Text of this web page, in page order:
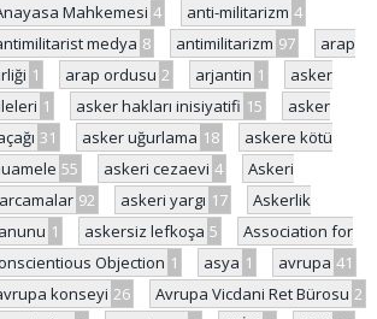
Mahkemesi 4 anti-militarizm 4
medya 8 antimilitarizm 97
arap
1 arap ordusu 2 arjantin 1
asker
1 asker hakları inisiyatifi 15
asker
31 asker uğurlama 18
askere kötü
55 askeri cezaevi 4
Askeri
92 askeri yargı 17
Askerlik
1 askersiz lefkoşa 5
Association for
Objection 1 asya 1 avrupa 41
konseyi 26 Avrupa Vicdani Ret Bürosu 2